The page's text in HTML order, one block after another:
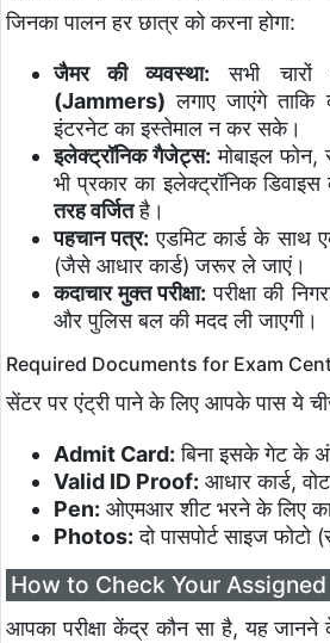
जिनका पालन हर छात्र को करना होगा:
जैमर की व्यवस्था: सभी चारों
(Jammers) लगाए जाएंगे ताकि
इंटरनेट का इस्तेमाल न कर सके।
इलेक्ट्रॉनिक गैजेट्स: मोबाइल फोन,
भी प्रकार का इलेक्ट्रॉनिक
तरह वर्जितहै।
पहचान पत्र: एडमिट कार्ड के साथ
(जैसे आधार कार्ड) जरूर ले जाएं।
कदाचार मुक्त परीक्षा: परीक्षा की
और पुलिस बल की मदद ली जाएगी।
Required Documents for Exam
सेंटर पर एंट्री पाने के लिए आपके पास ये
Admit Card: बिना इसके गेट के
Valid ID Proof: आधार कार्ड,
Pen: ओएमआर शीट भरने के लिए
Photos: दो पासपोर्ट साइज
How to Check Your
आपका परीक्षा केंद्र कौन सा है, यह